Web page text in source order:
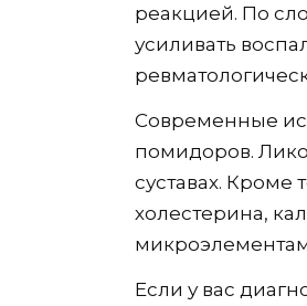
реакцией. По
усиливать
Современные
помидоров.
суставах. Кроме
холестерина,
Если у вас